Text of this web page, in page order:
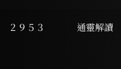
２９５３ 通靈解讀